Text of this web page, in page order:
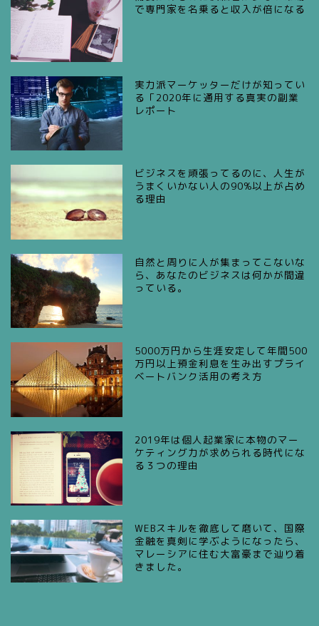
で専門家を名乗ると収入が倍になる
実力派マーケッターだけが知ってい
る「2020年に通用する真実の副業
レポート
ビジネスを頑張ってるのに、人生が
うまくいかない人の90%以上が占め
る理由
自然と周りに人が集まってこないな
ら、あなたのビジネスは何かが間違
っている。
5000万円から生涯安定して年間500
万円以上預金利息を生み出すプライ
ベートバンク活用の考え方
2019年は個人起業家に本物のマー
ケティング力が求められる時代にな
る３つの理由
WEBスキルを徹底して磨いて、国際
金融を真剣に学ぶようになったら、
マレーシアに住む大富豪まで辿り着
きました。